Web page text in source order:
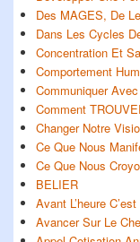
Des MAGES, De
Dans Les Cycles
Concentration Et
Comportement
Communiquer
Comment
Changer Notre
Ce Que Nous
Ce Que Nous
BELIER
Avant L’heure
Avancer Sur Le